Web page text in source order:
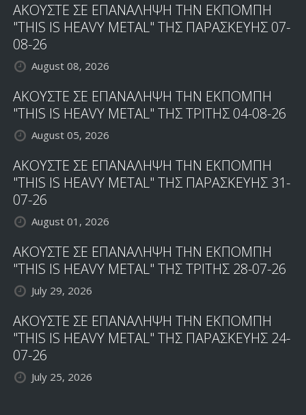
ΑΚΟΥΣΤΕ ΣΕ ΕΠΑΝΑΛΗΨΗ ΤΗΝ ΕΚΠΟΜΠΗ
"THIS IS HEAVY METAL" ΤΗΣ ΠΑΡΑΣΚΕΥΗΣ 07-
08-26
August 08, 2026
ΑΚΟΥΣΤΕ ΣΕ ΕΠΑΝΑΛΗΨΗ ΤΗΝ ΕΚΠΟΜΠΗ
"THIS IS HEAVY METAL" ΤΗΣ ΤΡΙΤΗΣ 04-08-26
August 05, 2026
ΑΚΟΥΣΤΕ ΣΕ ΕΠΑΝΑΛΗΨΗ ΤΗΝ ΕΚΠΟΜΠΗ
"THIS IS HEAVY METAL" ΤΗΣ ΠΑΡΑΣΚΕΥΗΣ 31-
07-26
August 01, 2026
ΑΚΟΥΣΤΕ ΣΕ ΕΠΑΝΑΛΗΨΗ ΤΗΝ ΕΚΠΟΜΠΗ
"THIS IS HEAVY METAL" ΤΗΣ ΤΡΙΤΗΣ 28-07-26
July 29, 2026
ΑΚΟΥΣΤΕ ΣΕ ΕΠΑΝΑΛΗΨΗ ΤΗΝ ΕΚΠΟΜΠΗ
"THIS IS HEAVY METAL" ΤΗΣ ΠΑΡΑΣΚΕΥΗΣ 24-
07-26
July 25, 2026